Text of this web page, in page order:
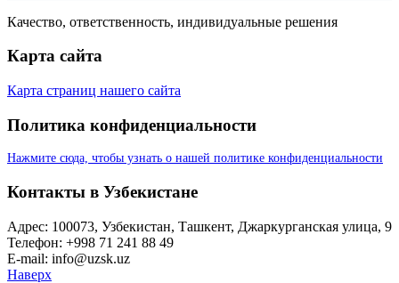
Качество, ответственность, индивидуальные решения
Карта сайта
Карта страниц нашего сайта
Политика конфиденциальности
Нажмите сюда, чтобы узнать о нашей политике конфиденциальности
Контакты в Узбекистане
Адрес: 100073, Узбекистан, Ташкент, Джаркурганская улица, 9
Телефон: +998 71 241 88 49
E-mail: info@uzsk.uz
Наверх